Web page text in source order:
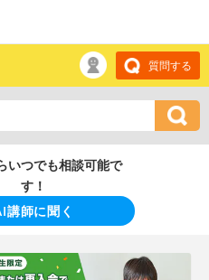
質問する
いつでも相談可能で
す！
講師に聞く